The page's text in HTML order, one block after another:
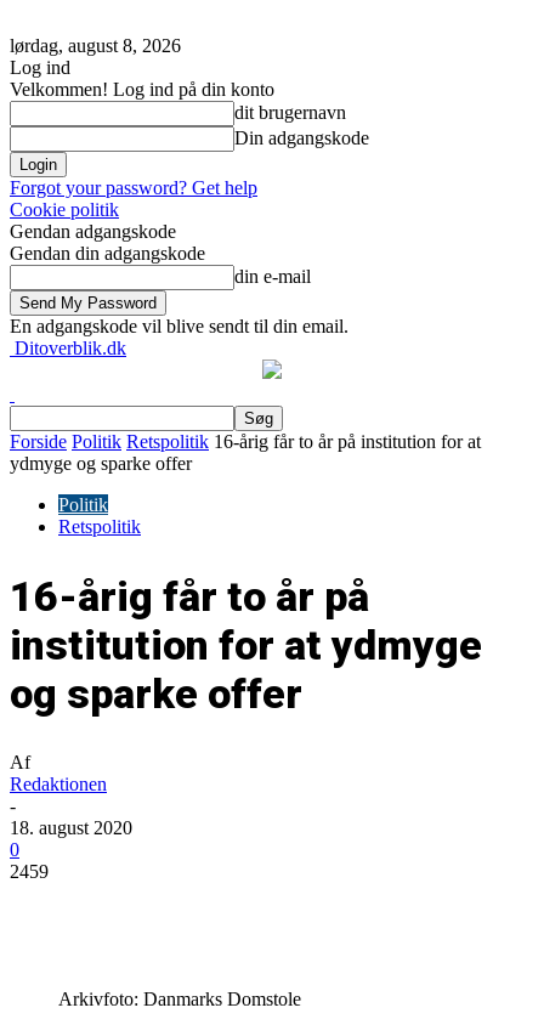
lørdag, august 8, 2026
Log ind
Velkommen! Log ind på din konto
dit brugernavn
Din adgangskode
Forgot your password? Get help
Cookie politik
Gendan adgangskode
Gendan din adgangskode
din e-mail
En adgangskode vil blive sendt til din email.
Ditoverblik.dk
Forside Politik Retspolitik 16-årig får to år på institution for at
ydmyge og sparke offer
Politik
Retspolitik
16-årig får to år på
institution for at ydmyge
og sparke offer
Af
Redaktionen
-
18. august 2020
0
2459
Arkivfoto: Danmarks Domstole